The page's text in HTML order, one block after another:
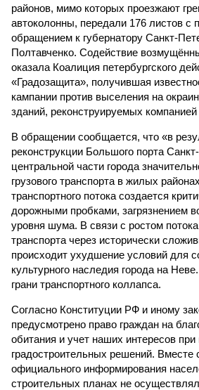
районов, мимо которых проезжают
автоколонны, передали 176 листов с
обращением к губернатору Санкт-
Полтавченко. Содействие
оказала Коалиция петербургского
«Градозащита», получившая
кампании против выселения на
зданий, реконструируемых
В обращении сообщается, что «в
реконструкции Большого порта
центральной части города
грузового транспорта в жилых
транспортного потока создается
дорожными пробками, загрязнением
уровня шума. В связи с ростом
транспорта через исторически
происходит ухудшение условий для
культурного наследия города на
грани транспортного коллапса.
Согласно Конституции РФ и иному
предусмотрено право граждан на
обитания и учет наших интересов при
градостроительных решений. Вместе
официального информирования
строительных планах не